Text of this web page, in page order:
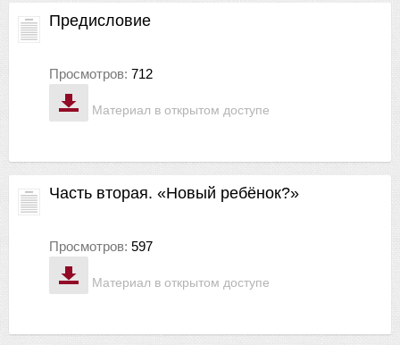
Материал в открытом доступе
Предисловие
Просмотров: 712
Материал в открытом доступе
Часть вторая. «Новый ребёнок?»
Просмотров: 597